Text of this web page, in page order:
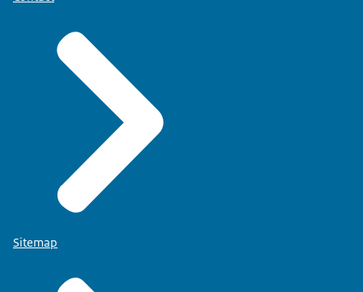
Sitemap